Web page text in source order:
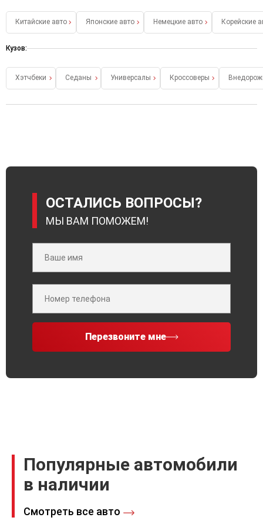
Китайские авто Японские авто Немецкие авто Корейские
Кузов:
Хэтчбеки Седаны Универсалы Кроссоверы
ОСТАЛИСЬ ВОПРОСЫ?
МЫ ВАМ ПОМОЖЕМ!
Перезвоните мне
Популярные автомобили
в наличии
Смотреть все авто